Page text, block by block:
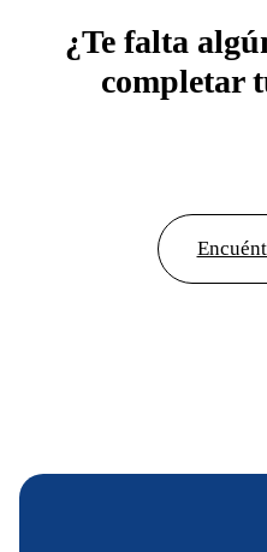
¿Te falta
completar